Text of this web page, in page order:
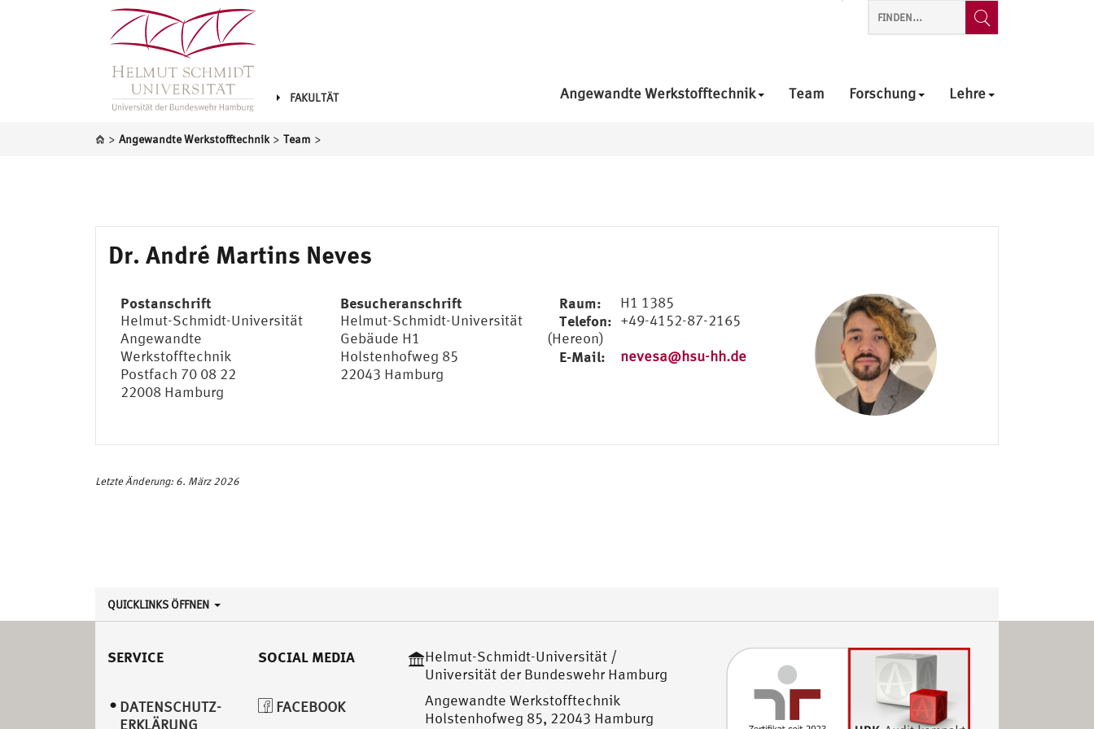
FAKULTÄT Angewandte Werkstofftechnik Team Forschung Lehre
> Angewandte Werkstofftechnik > Team >
Dr. André Martins Neves
Raum: H1 1385
Telefon: +49-4152-87-2165
(Hereon)
E-Mail: nevesa@hsu-hh.de
Besucheranschrift
Helmut-Schmidt-Universität
Gebäude H1
Holstenhofweg 85
22043 Hamburg
Postanschrift
Helmut-Schmidt-Universität
Angewandte
Werkstofftechnik
Postfach 70 08 22
22008 Hamburg
Letzte Änderung: 6. März 2026
QUICKLINKS ÖFFNEN
SERVICE
DATENSCHUTZ­
ERKLÄRUNG
SOCIAL MEDIA
FACEBOOK
Helmut-Schmidt-Universität /
Universität der Bundeswehr Hamburg
Angewandte Werkstofftechnik
Holstenhofweg 85, 22043 Hamburg